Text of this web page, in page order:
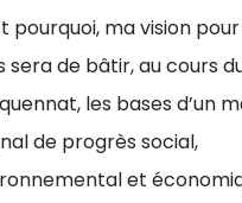
pourquoi, ma vision
sera de bâtir, au cours
les bases d’un
de progrès social,
et